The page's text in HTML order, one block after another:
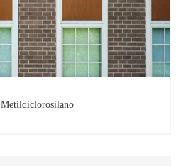
Metildiclorosilano